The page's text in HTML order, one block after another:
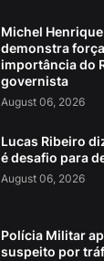
Michel
demonstra
importância do
governista
August 06, 2026
Lucas Ribeiro
é desafio para
August 06, 2026
Polícia Militar
suspeito por